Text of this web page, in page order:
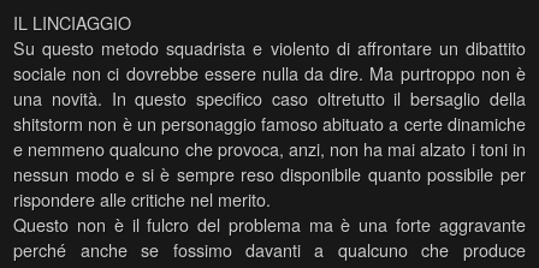
IL LINCIAGGIO
Su questo metodo squadrista e violento di affrontare un dibattito
sociale non ci dovrebbe essere nulla da dire. Ma purtroppo non è
una novità. In questo specifico caso oltretutto il bersaglio della
shitstorm non è un personaggio famoso abituato a certe dinamiche
e nemmeno qualcuno che provoca, anzi, non ha mai alzato i toni in
nessun modo e si è sempre reso disponibile quanto possibile per
rispondere alle critiche nel merito.
Questo non è il fulcro del problema ma è una forte aggravante
perché anche se fossimo davanti a qualcuno che produce